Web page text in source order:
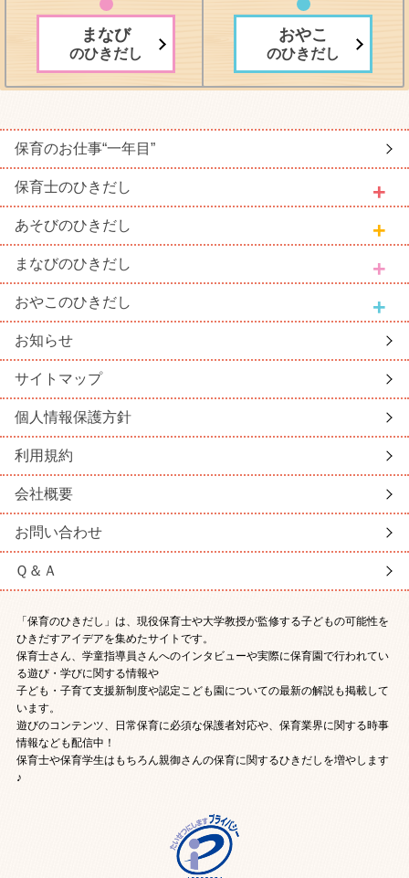
まなび
のひきだし
おやこ
のひきだし
保育のお仕事“一年目”
保育士のひきだし
あそびのひきだし
まなびのひきだし
おやこ のひきだし
お知らせ
サイトマップ
個人情報保護方針
利用規約
会社概要
お問い合わせ
Ｑ＆Ａ
「保育のひきだし」は、現役保育士や大学教授が監修する子どもの可能性を
ひきだすアイデアを集めたサイトです。
保育士さん、学童指導員さんへのインタビューや実際に保育園で行われてい
る遊び・学びに関する情報や
子ども・子育て支援新制度や認定こども園についての最新の解説も掲載して
います。
遊びのコンテンツ、日常保育に必須な保護者対応や、保育業界に関する時事
情報なども配信中！
保育士や保育学生はもちろん親御さんの保育に関するひきだしを増やします
♪